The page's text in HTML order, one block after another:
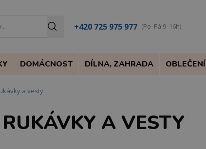
+420 725 975 977 (Po–Pá 9–16h)
DOMÁCNOST DÍLNA, ZAHRADA OBLEČENÍ
a vesty
A VESTY